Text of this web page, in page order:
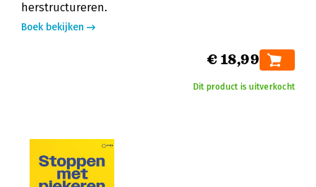
herstructureren.
Boek bekijken
€ 18,99
Dit product is uitverkocht